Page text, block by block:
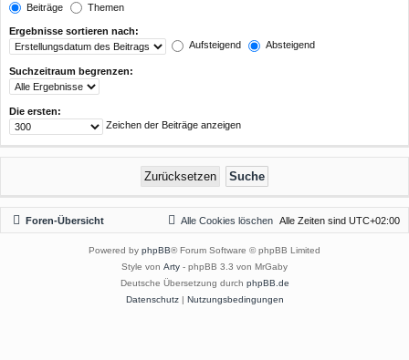
Beiträge
Themen
Ergebnisse sortieren nach:
Aufsteigend
Absteigend
Suchzeitraum begrenzen:
Die ersten:
Zeichen der Beiträge anzeigen
Foren-Übersicht Alle Zeiten sind UTC+02:00
Alle Cookies löschen
Powered by phpBB® Forum Software © phpBB Limited
Style von Arty - phpBB 3.3 von MrGaby
Deutsche Übersetzung durch phpBB.de
Datenschutz| Nutzungsbedingungen